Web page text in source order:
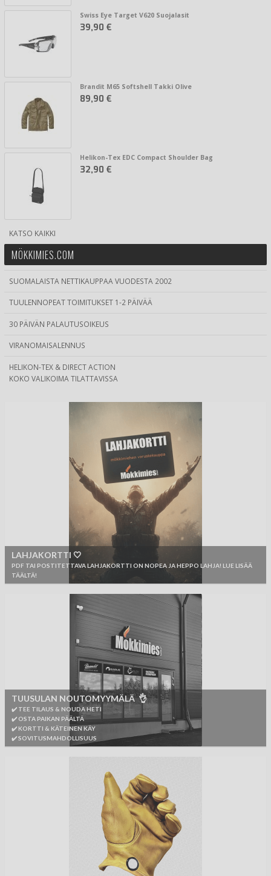
Swiss Eye Target V620 Suojalasit
39,90 €
Brandit M65 Softshell Takki Olive
89,90 €
Helikon-Tex EDC Compact Shoulder Bag
32,90 €
KATSO KAIKKI
MÖKKIMIES.COM
SUOMALAISTA NETTIKAUPPAA VUODESTA 2002
TUULENNOPEAT TOIMITUKSET 1-2 PÄIVÄÄ
30 PÄIVÄN PALAUTUSOIKEUS
VIRANOMAISALENNUS
HELIKON-TEX & DIRECT ACTION
KOKO VALIKOIMA TILATTAVISSA
LAHJAKORTTI 🤍
PDF TAI POSTITETTAVA LAHJAKORTTI ON NOPEA JA HEPPO LAHJA! LUE LISÄÄ
TÄÄLTÄ!
TUUSULAN NOUTOMYYMÄLÄ 👌
✔️ TEE TILAUS & NOUDA HETI
✔️ OSTA PAIKAN PÄÄLTÄ
✔️ KORTTI & KÄTEINEN KÄY
✔️ SOVITUSMAHDOLLISUUS